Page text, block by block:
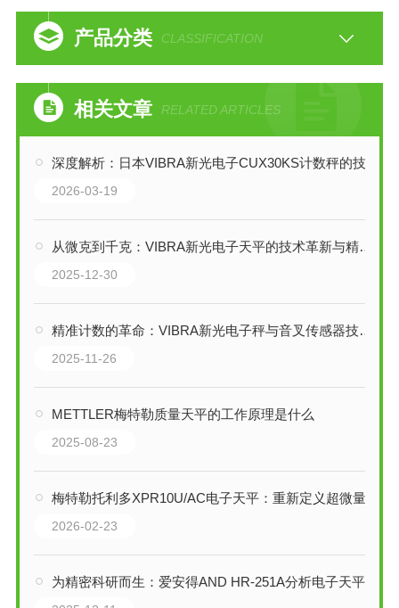
产品分类 CLASSIFICATION
相关文章 RELATED ARTICLES
深度解析：日本VIBRA新光电子CUX30KS计数秤的技术特性与应用
2026-03-19
从微克到千克：VIBRA新光电子天平的技术革新与精密世界构建
2025-12-30
精准计数的革命：VIBRA新光电子秤与音叉传感器技术解析
2025-11-26
METTLER梅特勒质量天平的工作原理是什么
2025-08-23
梅特勒托利多XPR10U/AC电子天平：重新定义超微量称量的精度
2026-02-23
为精密科研而生：爱安得AND HR-251A分析电子天平的双量程智慧